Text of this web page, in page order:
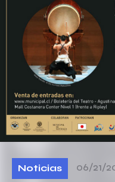
Noticias 06/21/